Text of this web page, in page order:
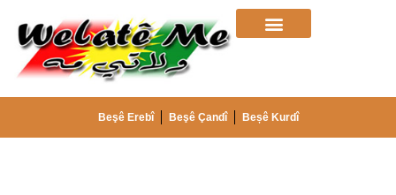
Beşê Erebî Beşê Çandî Beșê Kurdî